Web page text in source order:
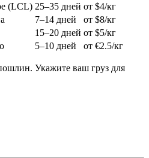
(LCL) 25–35 дней от $4/кг
7–14 дней
от $8/кг
15–20 дней от $5/кг
5–10 дней от €2.5/кг
Укажите ваш груз для